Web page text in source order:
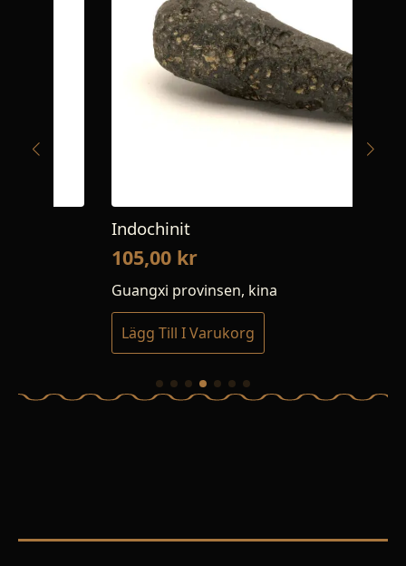
Indochinit
105,00kr
Guangxi provinsen, kina
Lägg Till I Varukorg